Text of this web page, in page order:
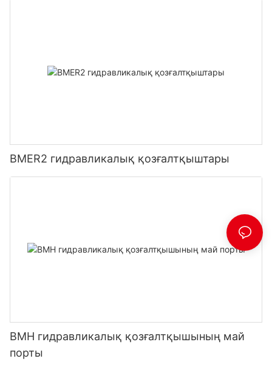
BMER2 гидравликалық қозғалтқыштары
BMH гидравликалық қозғалтқышының май
порты